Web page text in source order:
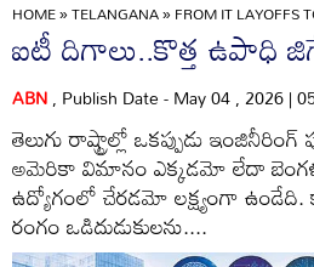
HOME»TELANGANA»FROM IT LAYOFFS
ఐటీ దిగాలు..కొత్త ఉపాధి
ABN, Publish Date - May 04 , 2026 |
తెలుగు రాష్ట్రాల్లో ఒకప్పుడు
అమెరికా విమానం ఎక్కడమో లేదా
ఉద్యోగంలో చేరడమో లక్ష్యంగా
రంగం ఒడిదుడుకులను....